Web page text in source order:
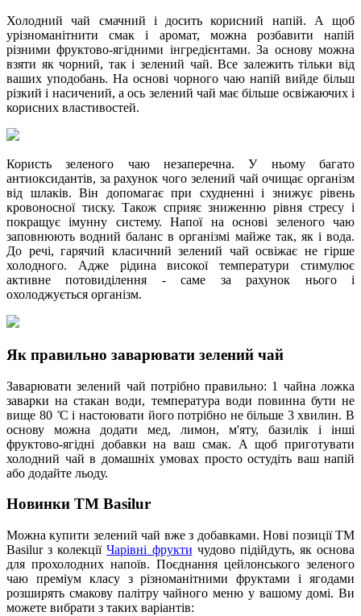
Холодний чай смачний і досить корисний напій. А щоб
урізноманітнити смак і аромат, можна розбавити напій
різними фруктово-ягідними інгредієнтами. За основу можна
взяти як чорний, так і зелений чай. Все залежить тільки від
ваших уподобань. На основі чорного чаю напій вийде більш
різкий і насичений, а ось зелений чай має більше освіжаючих і
корисних властивостей.
Користь зеленого чаю незаперечна. У ньому багато
антиоксидантів, за рахунок чого зелений чай очищає організм
від шлаків. Він допомагає при схудненні і знижує рівень
кровоносної тиску. Також сприяє зниженню рівня стресу і
покращує імунну систему. Напої на основі зеленого чаю
заповнюють водний баланс в організмі майже так, як і вода.
До речі, гарячий класичний зелений чай освіжає не гірше
холодного. Адже рідина високої температури стимулює
активне потовиділення - саме за рахунок нього і
охолоджується організм.
Як правильно заварювати зелений чай
Заварювати зелений чай потрібно правильно: 1 чайна ложка
заварки на стакан води, температура води повинна бути не
вище 80 ̊C і настоювати його потрібно не більше 3 хвилин. В
основу можна додати мед, лимон, м'яту, базилік і інші
фруктово-ягідні добавки на ваш смак. А щоб приготувати
холодний чай в домашніх умовах просто остудіть ваш напій
або додайте льоду.
Новинки ТМ Basilur
Можна купити зелений чай вже з добавками. Нові позиції ТМ
Basilur з колекціїЧарівні фрукти чудово підійдуть, як основа
для прохолодних напоїв. Поєднання цейлонського зеленого
чаю преміум класу з різноманітними фруктами і ягодами
розширять смакову палітру чайного меню у вашому домі. Ви
можете вибрати з таких варіантів: